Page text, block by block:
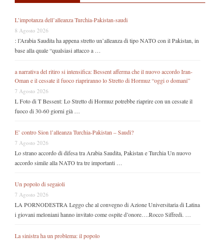
L’impotanza dell’alleanza Turchia-Pakistan-saudi
8 Agosto 2026
: l’Arabia Saudita ha appena stretto un’alleanza di tipo NATO con il Pakistan, in
base alla quale “qualsiasi attacco a …
a narrativa del ritiro si intensifica: Bessent afferma che il nuovo accordo Iran-
Oman e il cessate il fuoco riapriranno lo Stretto di Hormuz “oggi o domani”
7 Agosto 2026
L Foto di T Bessent: Lo Stretto di Hormuz potrebbe riaprire con un cessate il
fuoco di 30-60 giorni già …
E’ contro Sion l’alleanza Turchia-Pakistan – Saudi?
7 Agosto 2026
Lo strano accordo di difesa tra Arabia Saudita, Pakistan e Turchia Un nuovo
accordo simile alla NATO tra tre importanti …
Un popolo di segaioli
7 Agosto 2026
LA PORNODESTRA Leggo che al convegno di Azione Universitaria di Latina
i giovani meloniani hanno invitato come ospite d’onore….Rocco Siffredi. …
La sinistra ha un problema: il popolo